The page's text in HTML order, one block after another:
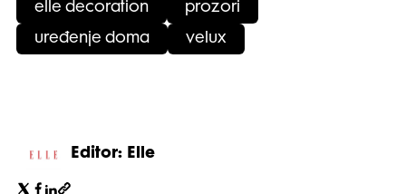
elle decoration prozori
uređenje doma velux
Editor: Elle